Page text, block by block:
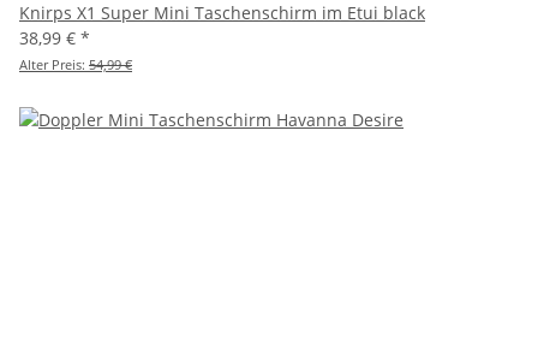
Knirps X1 Super Mini Taschenschirm im Etui black
38,99 € *
Alter Preis: 54,99 €